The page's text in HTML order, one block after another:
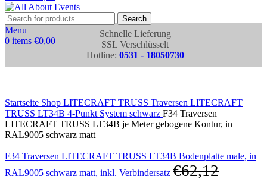
Search
Menu
0 items €0,00
Schnelle Lieferung
SSL Verschlüsselt
Hotline: 0531 - 18050730
Startseite Shop LITECRAFT TRUSS Traversen LITECRAFT
TRUSS LT34B 4-Punkt System schwarz F34 Traversen
LITECRAFT TRUSS LT34B je Meter gebogene Kontur, in
RAL9005 schwarz matt
F34 Traversen LITECRAFT TRUSS LT34B Bodenplatte male, in
RAL9005 schwarz matt, inkl. Verbindersatz €62,12